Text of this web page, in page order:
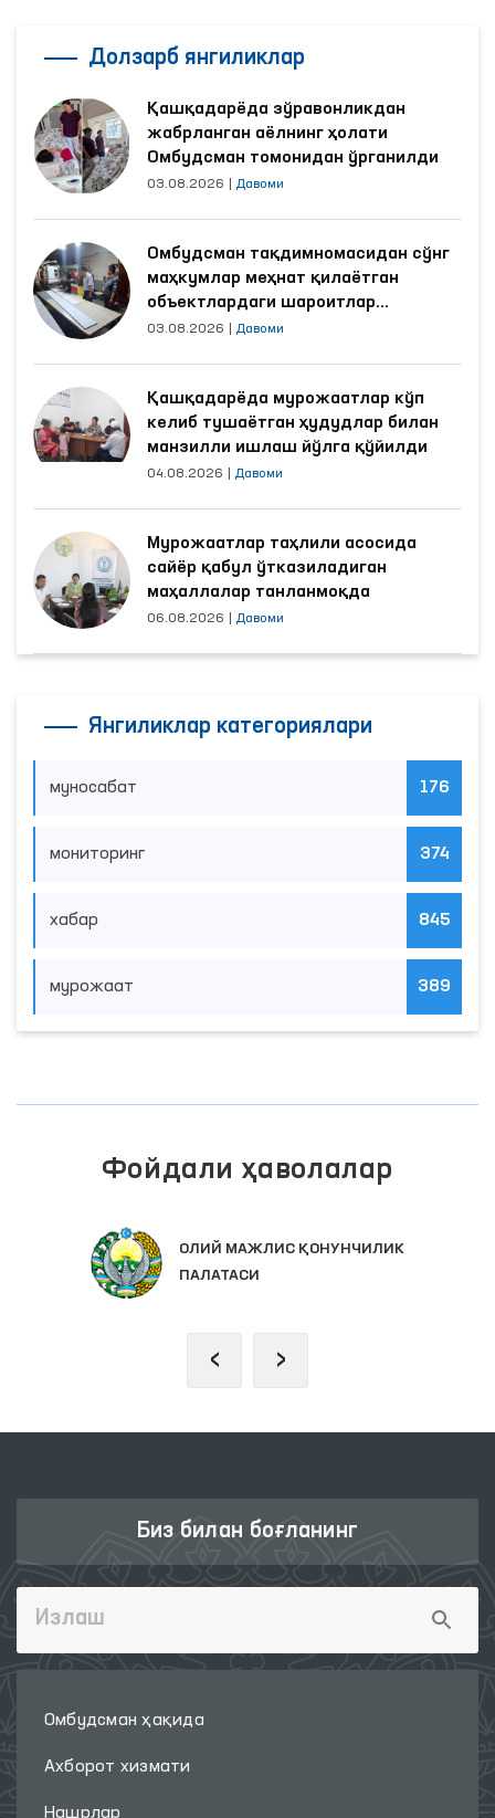
Долзарб янгиликлар
Қашқадарёда зўравонликдан
жабрланган аёлнинг ҳолати
Омбудсман томонидан ўрганилди
03.08.2026 Давоми
Омбудсман тақдимномасидан сўнг
маҳкумлар меҳнат қилаётган
объектлардаги шароитлар
яхшиланди
03.08.2026 Давоми
Қашқадарёда мурожаатлар кўп
келиб тушаётган ҳудудлар билан
манзилли ишлаш йўлга қўйилди
04.08.2026 Давоми
Мурожаатлар таҳлили асосида
сайёр қабул ўтказиладиган
маҳаллалар танланмоқда
06.08.2026 Давоми
Янгиликлар категориялари
муносабат 176
мониторинг 374
хабар 845
мурожаат 389
Фойдали ҳаволалар
ОЛИЙ МАЖЛИС ҚОНУНЧИЛИК
ПАЛАТАСИ
‹ ›
Биз билан боғланинг
Омбудсман ҳақида
Ахборот хизмати
Нашрлар